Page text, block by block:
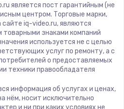
является пост гарантийным (не
центром. Торговые марки,
iq-video.ru, являются
товарными знаками компаний
используется не с целью
услуг по ремонту, а с
о предоставляемых
техники правообладателя
информация об услугах и ценах,
нём, носит исключительно
и ни при каких условиях не